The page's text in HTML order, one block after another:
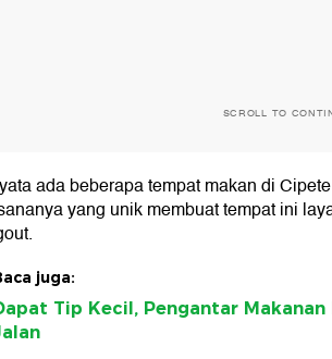
SCROLL TO
ada beberapa tempat makan di
yang unik membuat tempat ini
juga:
Tip Kecil, Pengantar